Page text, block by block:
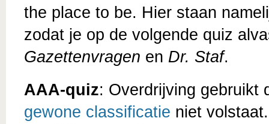
the place to be. Hier staan
zodat je op de volgende quiz
Gazettenvragen en Dr. Staf.
AAA-quiz: Overdrijving gebruikt
gewone classificatie niet